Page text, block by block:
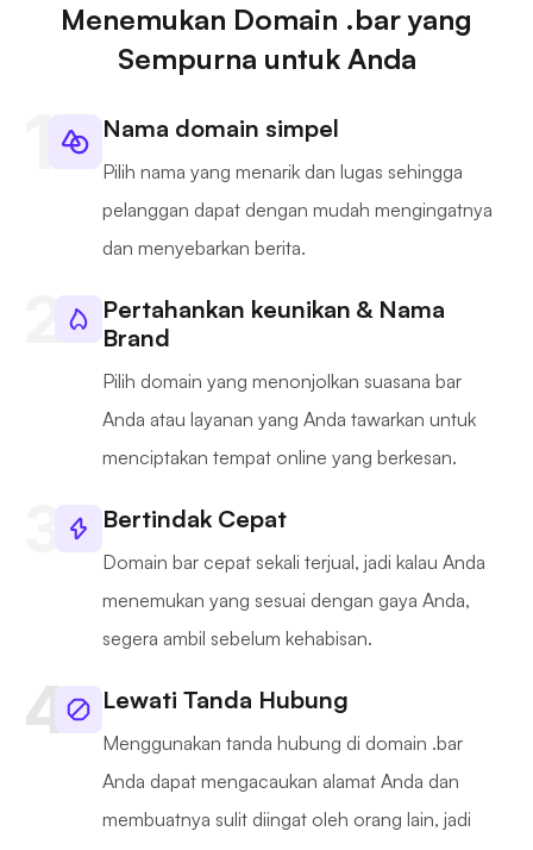
Menemukan Domain .bar yang
Sempurna untuk Anda
Nama domain simpel
Pilih nama yang menarik dan lugas sehingga
pelanggan dapat dengan mudah mengingatnya
dan menyebarkan berita.
Pertahankan keunikan & Nama
Brand
Pilih domain yang menonjolkan suasana bar
Anda atau layanan yang Anda tawarkan untuk
menciptakan tempat online yang berkesan.
Bertindak Cepat
Domain bar cepat sekali terjual, jadi kalau Anda
menemukan yang sesuai dengan gaya Anda,
segera ambil sebelum kehabisan.
Lewati Tanda Hubung
Menggunakan tanda hubung di domain .bar
Anda dapat mengacaukan alamat Anda dan
membuatnya sulit diingat oleh orang lain, jadi